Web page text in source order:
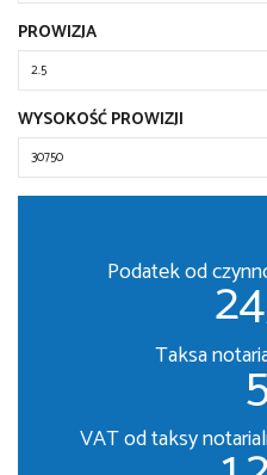
PROWIZJA
WYSOKOŚĆ PROWIZJI
Podatek od
Taksa
VAT od taksy